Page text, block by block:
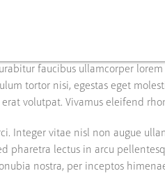
faucibus ullamcorper lorem
tortor nisi, egestas eget
volutpat. Vivamus eleifend
Integer vitae nisl non augue
pharetra lectus in arcu
nostra, per inceptos